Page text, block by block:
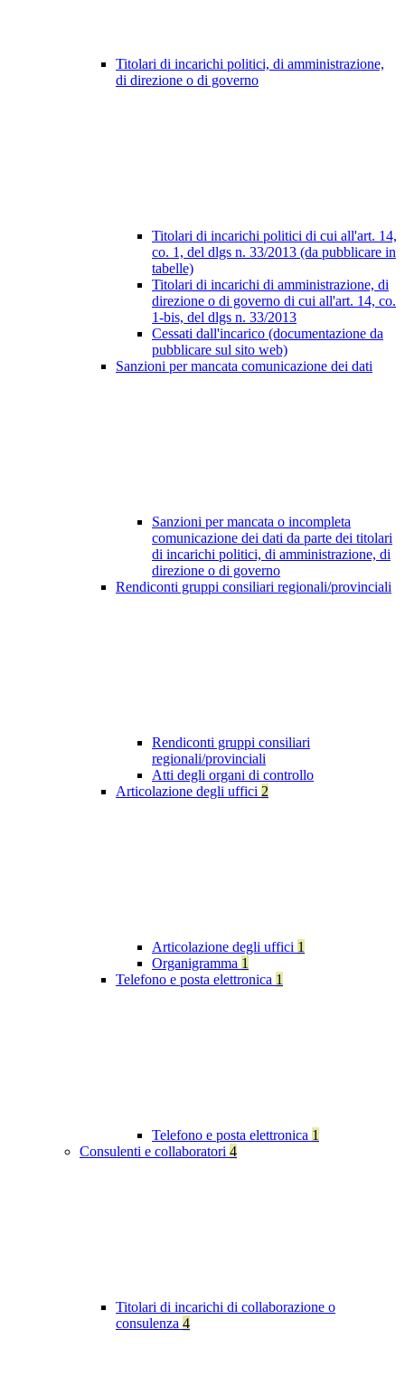
Titolari di incarichi politici, di amministrazione,
di direzione o di governo
Titolari di incarichi politici di cui all'art. 14,
co. 1, del dlgs n. 33/2013 (da pubblicare in
tabelle)
Titolari di incarichi di amministrazione, di
direzione o di governo di cui all'art. 14, co.
1-bis, del dlgs n. 33/2013
Cessati dall'incarico (documentazione da
pubblicare sul sito web)
Sanzioni per mancata comunicazione dei dati
Sanzioni per mancata o incompleta
comunicazione dei dati da parte dei titolari
di incarichi politici, di amministrazione, di
direzione o di governo
Rendiconti gruppi consiliari regionali/provinciali
Rendiconti gruppi consiliari
regionali/provinciali
Atti degli organi di controllo
Articolazione degli uffici 2
Articolazione degli uffici 1
Organigramma 1
Telefono e posta elettronica 1
Telefono e posta elettronica 1
Consulenti e collaboratori 4
Titolari di incarichi di collaborazione o
consulenza 4